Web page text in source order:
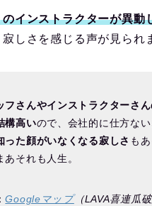
インストラクターが異動
しさを感じる声が見られ
フさんやインストラクターさ
構高いので、会社的に仕方な
った顔がいなくなる寂しさ も
あそれも人生。
Googleマップ（LAVA喜連瓜